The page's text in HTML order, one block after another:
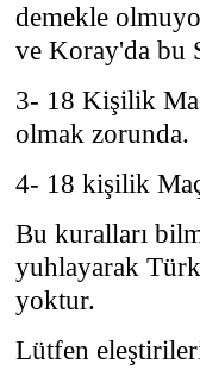
demekle
ve Koray'da bu
3- 18 Kişilik
olmak zorunda.
4- 18 kişilik
Bu kuralları
yuhlayarak
yoktur.
Lütfen